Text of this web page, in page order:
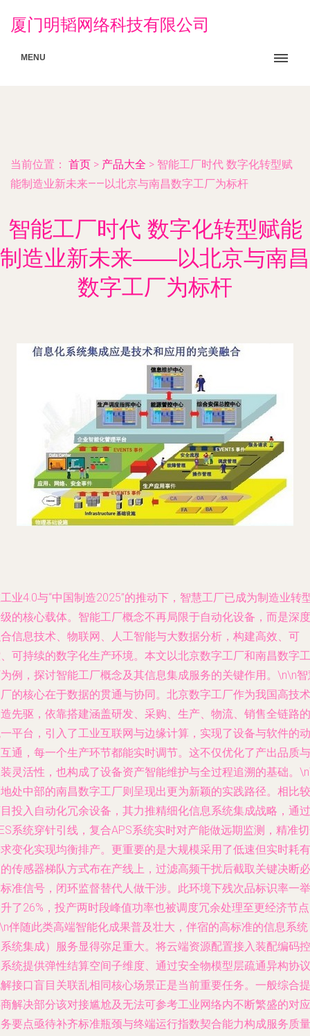
厦门明韬网络科技有限公司
MENU
当前位置： 首页 > 产品大全 > 智能工厂时代 数字化转型赋
能制造业新未来——以北京与南昌数字工厂为标杆
智能工厂时代 数字化转型赋能
制造业新未来——以北京与南昌
数字工厂为标杆
业4.0与“中国制造2025”的推动下，智慧工厂已成为制造业转
的核心载体。智能工厂概念不再局限于自动化设备，而是深度
信息技术、物联网、人工智能与大数据分析，构建高效、可
可持续的数字化生产环境。本文以北京数字工厂和南昌数字工
例，探讨智能工厂概念及其信息集成服务的关键作用。\n\n
的核心在于数据的贯通与协同。北京数字工厂作为我国高技术
先驱，依靠搭建涵盖研发、采购、生产、物流、销售全链路的
平台，引入了工业互联网与边缘计算，实现了设备与软件的动
通，每一个生产环节都能实时调节。这不仅优化了产出品质与
灵活性，也构成了设备资产智能维护与全过程追溯的基础。
处中部的南昌数字工厂则呈现出更为新颖的实践路径。相比较
投入自动化冗余设备，其力推精细化信息系统集成战略，通过
系统穿针引线，复合APS系统实时对产能做远期监测，精准
变化实现均衡排产。更重要的是大规模采用了低速但实时耗有
传感器梯队方式布在产线上，过滤高频干扰后截取关键决断必
准信号，闭环监督替代人做干涉。此环境下残次品标识率一举
了26%，投产两时段峰值功率也被调度冗余处理至更经济节
伴随此类高端智能化成果普及壮大，伴宿的高标准的信息系统
统集成）服务显得弥足重大。将云端资源配置接入装配编码控
统提供弹性结算空间子维度、通过安全物模型层疏通异构协议
接口盲目关联乱相同核心场景正是当前重要任务。一般综合提
解决部分该对接尴尬及无法可参考工业网络内不断繁盛的对应
要点亟待补齐标准瓶颈与终端运行指数契合能力构成服务质量